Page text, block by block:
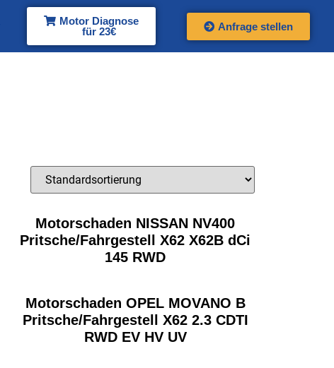
Motor Diagnose
für 23€
Anfrage stellen
Motorschaden NISSAN NV400
Pritsche/Fahrgestell X62 X62B dCi
145 RWD
Motorschaden OPEL MOVANO B
Pritsche/Fahrgestell X62 2.3 CDTI
RWD EV HV UV